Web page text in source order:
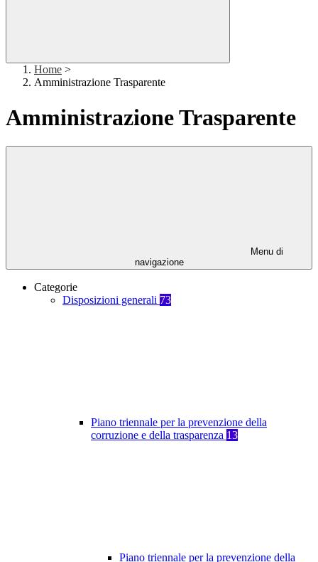
Home >
Amministrazione Trasparente
Amministrazione Trasparente
Menu di
navigazione
Categorie
Disposizioni generali 73
Piano triennale per la prevenzione della
corruzione e della trasparenza 13
Piano triennale per la prevenzione della